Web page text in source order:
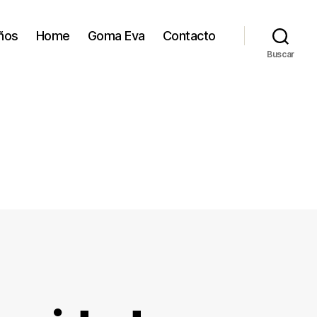
Home Goma Eva Contacto
Buscar